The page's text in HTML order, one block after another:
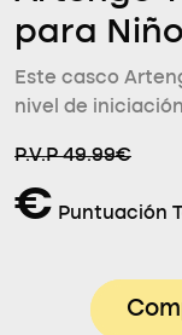
para
Este casco
nivel de
P.V.P 49.99€
€ Puntuación